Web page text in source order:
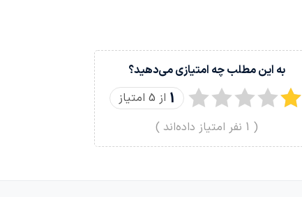
به این مطلب چه امتیازی می‌دهید؟
1 از 5 امتیاز
(
1 نفر امتیاز داده‌اند )